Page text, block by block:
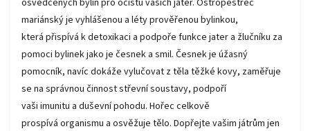
osvědčených bylin pro očistu vašich jater. Ostropestřec
mariánský je vyhlášenou a léty prověřenou bylinkou,
která přispívá k detoxikaci a podpoře funkce jater a žlučníku za
pomoci bylinek jako je česnek a smil. Česnek je úžasný
pomocník, navíc dokáže vylučovat z těla těžké kovy, zaměřuje
se na správnou činnost střevní soustavy, podpoří
vaši imunitu a duševní pohodu. Hořec celkově
prospívá organismu a osvěžuje tělo. Dopřejte vašim játrům jen